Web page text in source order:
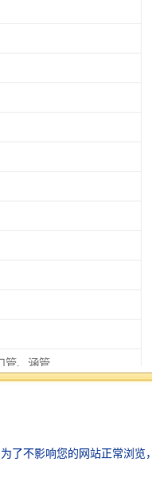
管、涵管
漏